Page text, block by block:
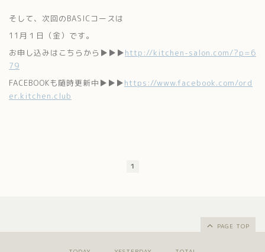
そして、次回のBASICコースは
11月１日（金）です。
お申し込みはこちらから▶▶▶http://kitchen-salon.com/?p=6
79
FACEBOOKも随時更新中▶▶▶https://www.facebook.com/ord
er.kitchen.club
1
PAGE TOP